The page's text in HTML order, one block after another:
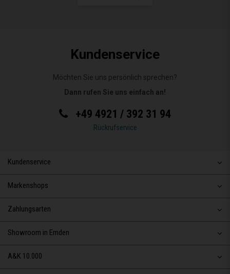
Kundenservice
Möchten Sie uns persönlich sprechen?
Dann rufen Sie uns einfach an!
+49 4921 / 392 31 94
Rückrufservice
Kundenservice
Markenshops
Zahlungsarten
Showroom in Emden
A&K 10.000